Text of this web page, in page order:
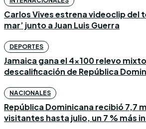
Carlos Vives estrena videoclip del
mar’ junto a Juan Luis Guerra
DEPORTES
Jamaica gana el 4×100 relevo
descalificación de República
NACIONALES
República Dominicana recibió 7,7
visitantes hasta julio, un 7 % más